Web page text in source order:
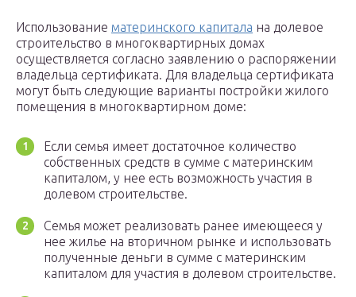
Использование материнского капитала на долевое
строительство в многоквартирных домах
осуществляется согласно заявлению о распоряжении
владельца сертификата. Для владельца сертификата
могут быть следующие варианты постройки жилого
помещения в многоквартирном доме:
Если семья имеет достаточное количество
собственных средств в сумме с материнским
капиталом, у нее есть возможность участия в
долевом строительстве.
Семья может реализовать ранее имеющееся у
нее жилье на вторичном рынке и использовать
полученные деньги в сумме с материнским
капиталом для участия в долевом строительстве.